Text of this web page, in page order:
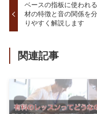
ベースの指板に使われ
材の特徴と音の関係を
りやすく解説します
関連記事